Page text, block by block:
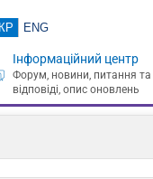
ENG
Інформаційний центр